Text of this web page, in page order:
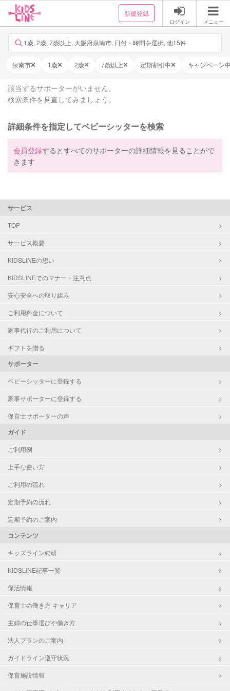
新規登録
ログイン メニュー
1歳, 2歳, 7歳以上, 大阪府泉南市, 日付・時間を選択, 他15件
泉南市 1歳 2歳 7歳以上 定期割引中 キャンペーン
該当するサポーターがいません。
検索条件を見直してみましょう。
詳細条件を指定してベビーシッターを検索
会員登録するとすべてのサポーターの詳細情報を見ることがで
きます
サービス
TOP
サービス概要
KIDSLINEの想い
KIDSLINEでのマナー・注意点
安心安全への取り組み
ご利用料金について
家事代行のご利用について
ギフトを贈る
サポーター
ベビーシッターに登録する
家事サポーターに登録する
保育士サポーターの声
ガイド
ご利用例
上手な使い方
ご利用の流れ
定期予約の流れ
定期予約のご案内
コンテンツ
キッズライン総研
KIDSLINE記事一覧
保活情報
保育士の働き方 キャリア
主婦の仕事選びや働き方
法人プランのご案内
ガイドライン遵守状況
保育施設情報